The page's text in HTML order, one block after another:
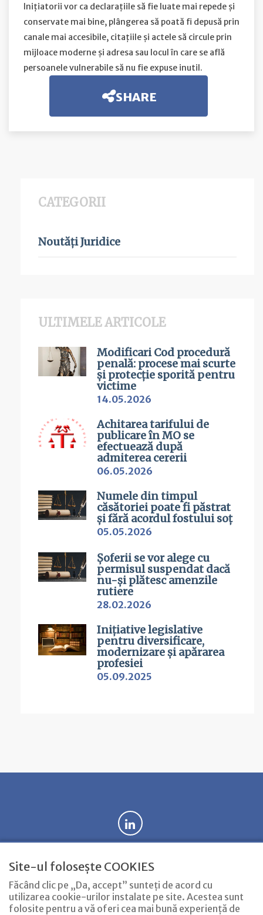
Inițiatorii vor ca declarațiile să fie luate mai repede și
conservate mai bine, plângerea să poată fi depusă prin
canale mai accesibile, citațiile și actele să circule prin
mijloace moderne și adresa sau locul în care se află
persoanele vulnerabile să nu fie expuse inutil.
SHARE
CATEGORII
Noutăți Juridice
ULTIMELE ARTICOLE
Modificari Cod procedură
penală: procese mai scurte
și protecție sporită pentru
victime
14.05.2026
Achitarea tarifului de
publicare în MO se
efectuează după
admiterea cererii
06.05.2026
Numele din timpul
căsătoriei poate fi păstrat
și fără acordul fostului soț
05.05.2026
Șoferii se vor alege cu
permisul suspendat dacă
nu-și plătesc amenzile
rutiere
28.02.2026
Inițiative legislative
pentru diversificare,
modernizare și apărarea
profesiei
05.09.2025
Acasă Avocat timisoara Servicii
COPYRIGHT © 2026 AVOCAT LĂZĂRUȚIU LUCIAN. TOATE
Site-ul folosește COOKIES
Făcând clic pe „Da, accept” sunteți de acord cu
utilizarea cookie-urilor instalate pe site. Acestea sunt
folosite pentru a vă oferi cea mai bună experiență de